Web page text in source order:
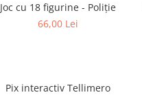
Joc cu 18 figurine - Poliție
66,00 Lei
Pix interactiv Tellimero